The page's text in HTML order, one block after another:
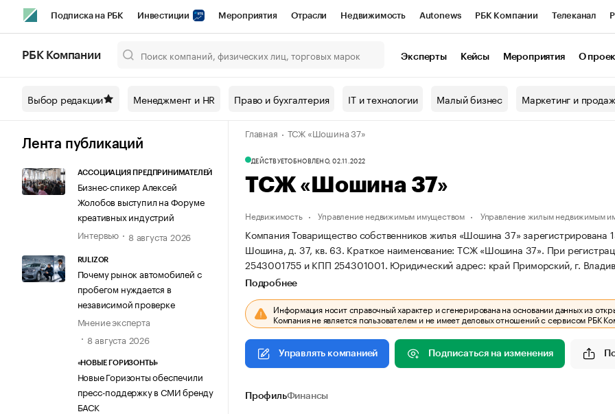
Подписка на РБК Инвестиции Мероприятия Отрасли Недвижимость Autonews РБК Компании Телеканал
Спецпроекты СПб Конференции СПб Спецпроекты Проверка контрагентов
Технологии и медиа Рынок наличной валюты
РБК Компании Эксперты Кейсы Мероприятия О
Выбор редакции Менеджмент и HR Право и бухгалтерия IT и технологии Малый бизнес Маркетинг и
Лента публикаций
АССОЦИАЦИЯ ПРЕДПРИНИМАТЕЛЕЙ
Бизнес-спикер Алексей
Жолобов выступил на Форуме
креативных индустрий
Интервью
8 августа 2026
RULIZOR
Почему рынок автомобилей с
пробегом нуждается в
независимой проверке
Мнение эксперта
8 августа 2026
«НОВЫЕ ГОРИЗОНТЫ»
Новые Горизонты обеспечили
пресс-поддержку в СМИ бренду
БАСК
Главная ТСЖ «Шошина 37»
ДЕЙСТВУЕТОБНОВЛЕНО, 02.11.2022
ТСЖ «Шошина 37»
Недвижимость Управление недвижимым имуществом Управление жилым недвижимым
Компания Товарищество собственников жилья «Шошина 37» зарегистрирована
Шошина, д. 37, кв. 63. Краткое наименование: ТСЖ «Шошина 37». При
2543001755 и КПП 254301001. Юридический адрес: край Приморский, г.
Подробнее
Информация носит справочный характер и сгенерирована на основании данных из
Компания не является пользователем и не имеет деловых отношений с сервисом РБК
Управлять компанией Подписаться на изменения
ПрофильФинансы